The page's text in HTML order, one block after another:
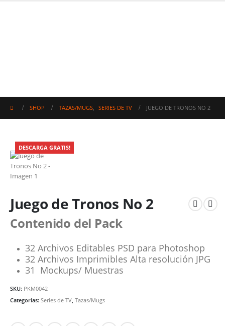
SHOP TAZAS/MUGS SERIES DE TV JUEGO DE TRONOS NO 2
DESCARGA GRATIS!
Juego de Tronos No 2
Contenido del Pack
32 Archivos Editables PSD para Photoshop
32 Archivos Imprimibles Alta resolución JPG
31 Mockups/ Muestras
SKU: PKM0042
Categorías: Series de TV, Tazas/Mugs